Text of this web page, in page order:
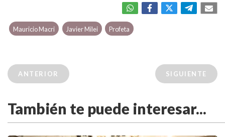
Mauricio Macri Javier Milei Profeta
ANTERIOR SIGUIENTE
También te puede interesar...